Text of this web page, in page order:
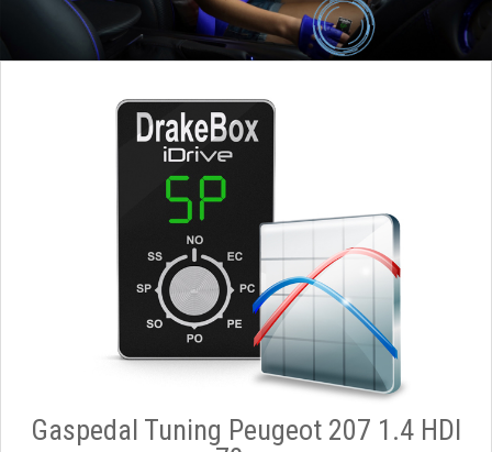
Gaspedal Tuning Peugeot 207 1.4 HDI